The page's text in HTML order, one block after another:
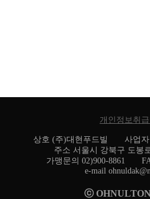
개인정보취
상호 (주)대현푸드빌 사업
주소 서울시 강북구 도봉
가맹문의 02)900-8861
e-mail
ⓒ